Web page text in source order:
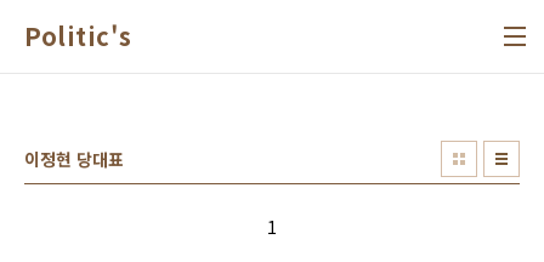
Politic's
이정현 당대표
1